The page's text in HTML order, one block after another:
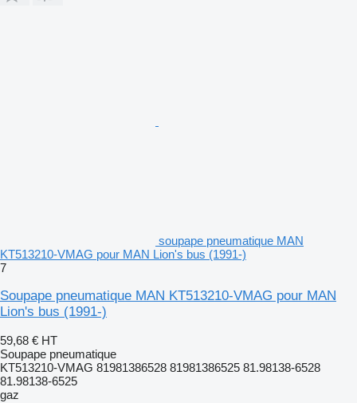
soupape pneumatique MAN
KT513210-VMAG pour MAN Lion's bus (1991-)
7
Soupape pneumatique MAN KT513210-VMAG pour MAN
Lion's bus (1991-)
59,68 € HT
Soupape pneumatique
KT513210-VMAG 81981386528 81981386525 81.98138-6528
81.98138-6525
gaz